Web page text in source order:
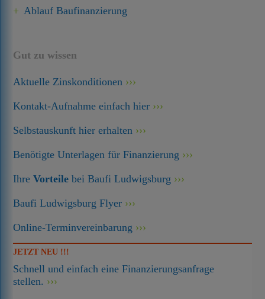
Ablauf Baufinanzierung
Gut zu wissen
Aktuelle Zinskonditionen
Kontakt-Aufnahme einfach hier
Selbstauskunft hier erhalten
Benötigte Unterlagen für Finanzierung
IhreVorteile bei Baufi Ludwigsburg
Baufi Ludwigsburg Flyer
Online-Terminvereinbarung
JETZT NEU !!!
Schnell und einfach eine Finanzierungsanfrage
stellen.